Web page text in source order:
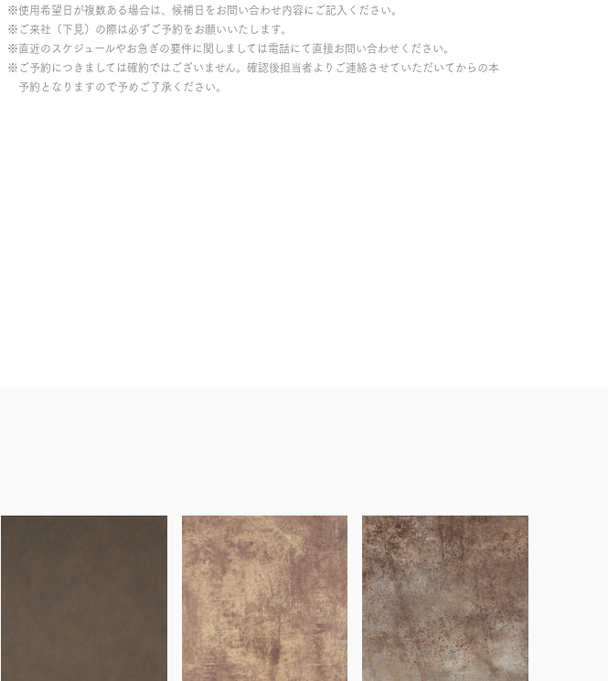
※使用希望日が複数ある場合は、候補日をお問い合わせ内容にご記入ください。
※ご来社（下見）の際は必ずご予約をお願いいたします。
※直近のスケジュールやお急ぎの要件に関しましては電話にて直接お問い合わせください。
※ご予約につきましては確約ではございません。確認後担当者よりご連絡させていただいてからの本
予約となりますので予めご了承ください。